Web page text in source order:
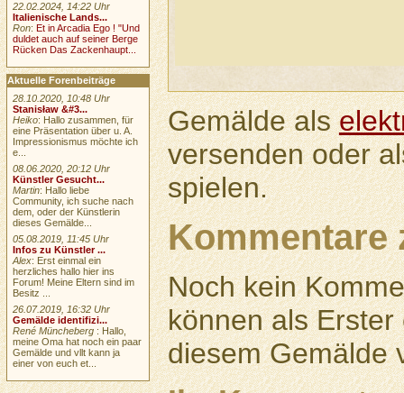
Gemälde als
versenden oder
spielen.
Kommentare
Noch kein
können als
diesem Gemälde
22.02.2024, 14:22 Uhr
Italienische Lands...
Ron:Et in Arcadia Ego ! "Und
duldet auch auf seiner Berge
Rücken Das Zackenhaupt...
Aktuelle Forenbeiträge
28.10.2020, 10:48 Uhr
Stanisław &#3...
Heiko: Hallo zusammen, für
eine Präsentation über u. A.
Impressionismus möchte ich
e...
08.06.2020, 20:12 Uhr
Künstler Gesucht...
Martin: Hallo liebe
Community, ich suche nach
dem, oder der Künstlerin
dieses Gemälde...
05.08.2019, 11:45 Uhr
Infos zu Künstler ...
Alex: Erst einmal ein
herzliches hallo hier ins
Forum! Meine Eltern sind im
Besitz ...
26.07.2019, 16:32 Uhr
Gemälde identifizi...
René Müncheberg : Hallo,
meine Oma hat noch ein paar
Gemälde und vllt kann ja
einer von euch et...